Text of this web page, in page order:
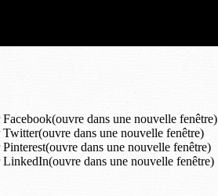
dans une nouvelle fenêtre)
dans une nouvelle fenêtre)
dans une nouvelle fenêtre)
dans une nouvelle fenêtre)